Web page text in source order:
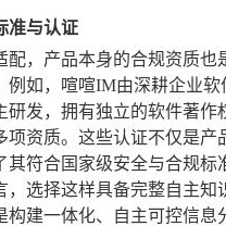
准与认证
配，产品本身的合规资质也
例如，喧喧IM由深耕企业软
研发，拥有独立的软件著作
项资质。这些认证不仅是产
其符合国家级安全与合规标
，选择这样具备完整自主知
构建一体化、自主可控信息